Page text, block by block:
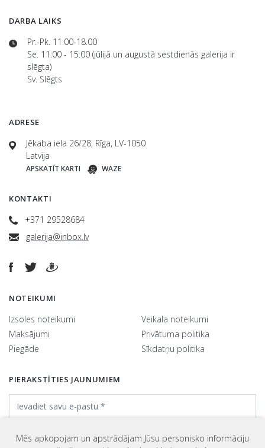
DARBA LAIKS
Pr.-Pk. 11.00-18.00
Se. 11:00 - 15:00 (jūlijā un augustā sestdienās galerija ir
slēgta)
Sv. Slēgts
ADRESE
Jēkaba iela 26/28, Rīga, LV-1050
Latvija
APSKATĪT KARTI WAZE
KONTAKTI
+371 29528684
galerija@inbox.lv
NOTEIKUMI
Izsoles noteikumi
Maksājumi
Piegāde
Veikala noteikumi
Privātuma politika
Sīkdatņu politika
PIERAKSTĪTIES JAUNUMIEM
Mēs apkopojam un apstrādājam Jūsu personisko informāciju